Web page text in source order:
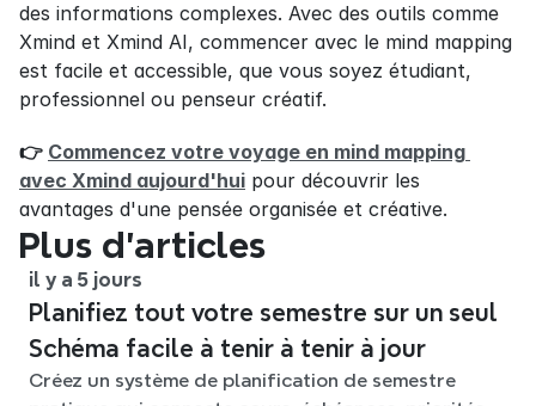
des informations complexes. Avec des outils comme
Xmind et Xmind AI, commencer avec le mind mapping
est facile et accessible, que vous soyez étudiant,
professionnel ou penseur créatif.
👉 Commencez votre voyage en mind mapping
avec Xmind aujourd'hui pour découvrir les
avantages d'une pensée organisée et créative.
Plus d’articles
il y a 5 jours
Planifiez tout votre semestre sur un seul
Schéma facile à tenir à tenir à jour
Créez un système de planification de semestre